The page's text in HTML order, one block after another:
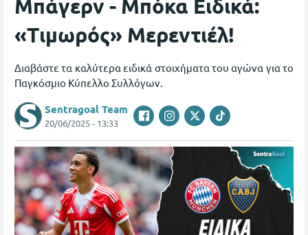
Μπάγερν - Μπόκα Ειδικά:
«Τιμωρός» Μερεντιέλ!
Διαβάστε τα καλύτερα ειδικά στοιχήματα του αγώνα για το
Παγκόσμιο Κύπελλο Συλλόγων.
Sentragoal Team
20/06/2025 - 13:33